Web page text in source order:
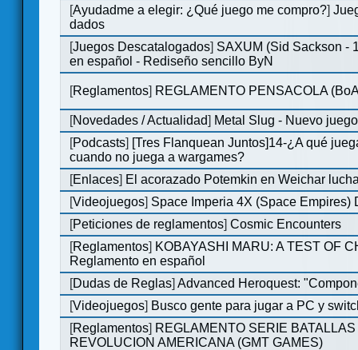
[Ayudadme a elegir: ¿Qué juego me compro?]
dados
[Juegos Descatalogados] SAXUM (Sid Sackson -
en español - Rediseño sencillo ByN
[Reglamentos] REGLAMENTO PENSACOLA
[Novedades / Actualidad] Metal Slug - Nuevo
[Podcasts] [Tres Flanquean Juntos]14-¿A qué
cuando no juega a wargames?
[Enlaces] El acorazado Potemkin en Weichar
[Videojuegos] Space Imperia 4X (Space Empires)
[Peticiones de reglamentos]Cosmic Encounters
[Reglamentos] KOBAYASHI MARU: A TEST OF
Reglamento en español
[Dudas de Reglas]Advanced Heroquest:
[Videojuegos] Busco gente para jugar a PC y
[Reglamentos] REGLAMENTO SERIE
REVOLUCION AMERICANA (GMT GAMES)